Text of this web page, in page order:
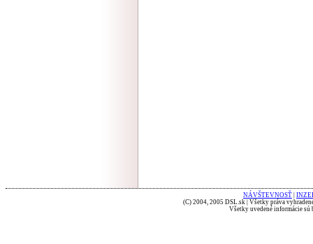
NÁVŠTEVNOSŤ
(C) 2004, 2005 DSL.sk | Všetky práva
Všetky uvedené informácie sú